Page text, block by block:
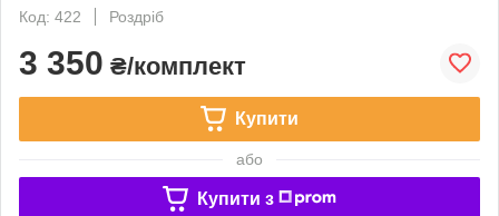
Код: 422
Роздріб
3 350 ₴/комплект
Купити
або
Купити з